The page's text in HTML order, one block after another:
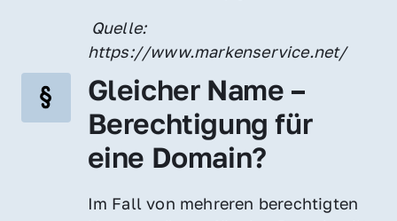
https://www.markenservice.net/
Gleicher Name –
Berechtigung für
eine Domain?
Im Fall von mehreren berechtigten